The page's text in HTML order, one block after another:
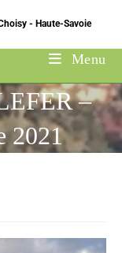
- Haute-Savoie
Menu
–
2021